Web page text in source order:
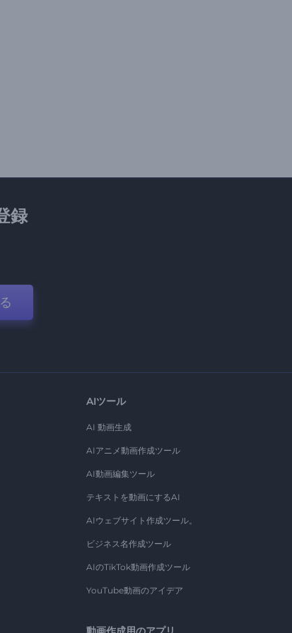
録
AIツール
AI 動画生成
AIアニメ動画作成ツール
AI動画編集ツール
テキストを動画にするAI
AIウェブサイト作成ツール。
ビジネス名作成ツール
AIのTikTok動画作成ツール
YouTube動画のアイデア